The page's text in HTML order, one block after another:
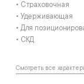
• Страховочная
• Удерживающая
• Для
• СКД
Смотреть все